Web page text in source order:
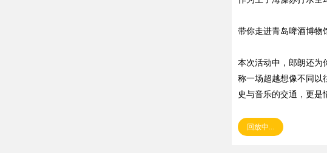
带你走进青岛啤酒博物
本次活动中，郎朗还为
称一场超越想像不同以
史与音乐的交通，更是
回放中...